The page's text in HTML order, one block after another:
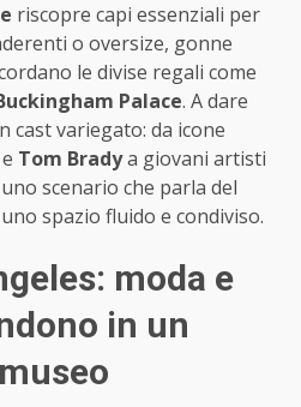
riscopre capi essenziali per
o oversize, gonne
le divise regali come
Palace. A dare
cast variegato: da icone
e Tom Bradya giovani artisti
scenario che parla del
spazio fluido e condiviso.
moda e
in un